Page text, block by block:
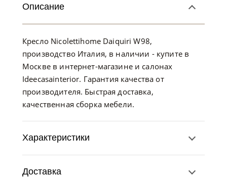
Описание
Кресло Nicolettihome Daiquiri W98,
производство Италия, в наличии - купите в
Москве в интернет-магазине и салонах
Ideecasainterior. Гарантия качества от
производителя. Быстрая доставка,
качественная сборка мебели.
Характеристики
Доставка